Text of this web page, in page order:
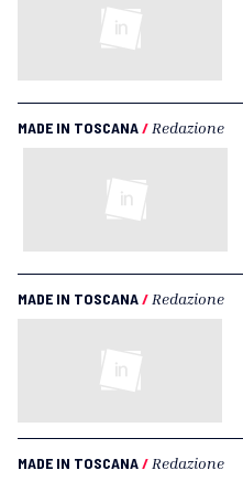
MADE IN TOSCANA/ Redazione
MADE IN TOSCANA/ Redazione
MADE IN TOSCANA/ Redazione